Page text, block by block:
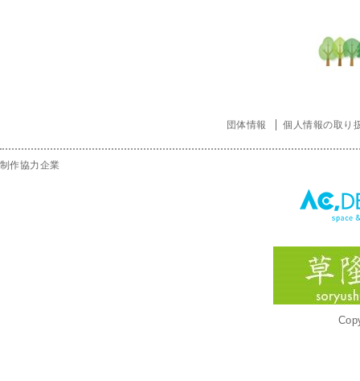
団体情報 個人情報の取り
制作協力企業